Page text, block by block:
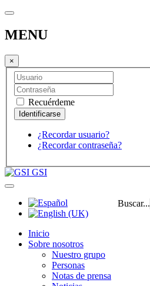
MENU
×
Recuérdeme
¿Recordar usuario?
¿Recordar contraseña?
GSI
Buscar...
Inicio
Sobre nosotros
Nuestro grupo
Personas
Notas de prensa